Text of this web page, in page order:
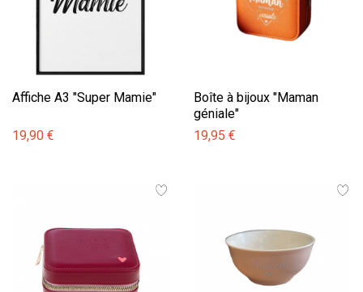
Affiche A3 "Super Mamie"
19,90 €
Boîte à bijoux "Maman
géniale"
19,95 €